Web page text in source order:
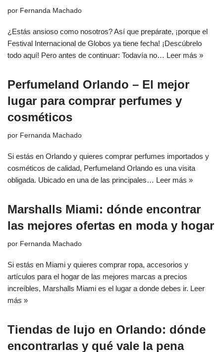
por Fernanda Machado
¿Estás ansioso como nosotros? Así que prepárate, ¡porque el
Festival Internacional de Globos ya tiene fecha! ¡Descúbrelo
todo aquí! Pero antes de continuar: Todavía no… Leer más »
Perfumeland Orlando – El mejor
lugar para comprar perfumes y
cosméticos
por Fernanda Machado
Si estás en Orlando y quieres comprar perfumes importados y
cosméticos de calidad, Perfumeland Orlando es una visita
obligada. Ubicado en una de las principales… Leer más »
Marshalls Miami: dónde encontrar
las mejores ofertas en moda y hogar
por Fernanda Machado
Si estás en Miami y quieres comprar ropa, accesorios y
artículos para el hogar de las mejores marcas a precios
increíbles, Marshalls Miami es el lugar a donde debes ir. Leer
más »
Tiendas de lujo en Orlando: dónde
encontrarlas y qué vale la pena